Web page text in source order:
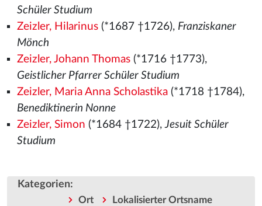
Schüler Studium
Zeizler, Hilarinus(*1687 †1726), Franziskaner
Mönch
Zeizler, Johann Thomas(*1716 †1773),
Geistlicher Pfarrer Schüler Studium
Zeizler, Maria Anna Scholastika(*1718 †1784),
Benediktinerin Nonne
Zeizler, Simon (*1684 †1722),Jesuit Schüler
Studium
Kategorien:
Ort
Lokalisierter Ortsname